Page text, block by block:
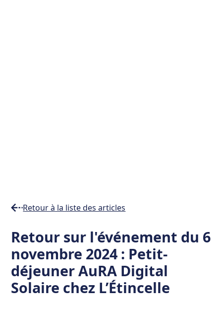
Retour à la liste des articles
de
lecture
min
Retour sur l'événement du 6
novembre 2024 : Petit-
déjeuner AuRA Digital
Solaire chez L’Étincelle